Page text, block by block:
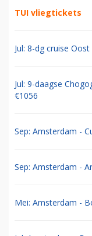
TUI vliegtickets
Jul: 8-dg cruise
Jul: 9-daagse
€1056
Sep: Amsterdam -
Sep: Amsterdam -
Mei: Amsterdam -